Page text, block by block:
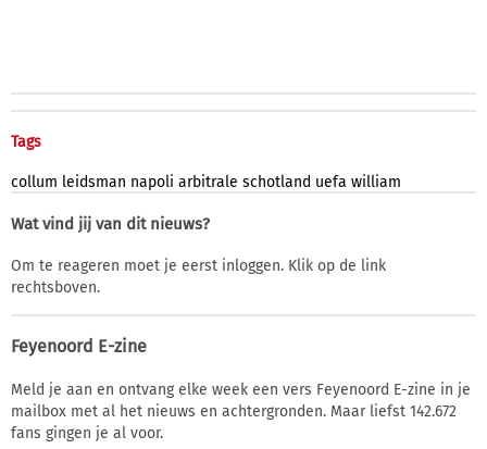
Tags
collum leidsman napoli arbitrale schotland uefa william
Wat vind jij van dit nieuws?
Om te reageren moet je eerst inloggen. Klik op de link
rechtsboven.
Feyenoord E-zine
Meld je aan en ontvang elke week een vers Feyenoord E-zine in je
mailbox met al het nieuws en achtergronden. Maar liefst 142.672
fans gingen je al voor.